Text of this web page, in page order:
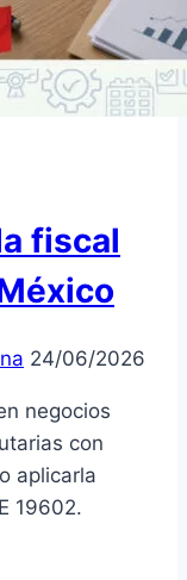
fiscal
24/06/2026
negocios
con
aplicarla
19602.